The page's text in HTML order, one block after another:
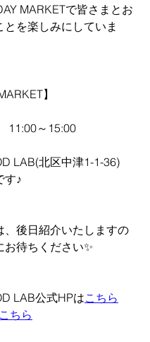
MARKETで皆さまとお
とを楽しみにしていま
】
11:00～15:00
LAB(北区中津1-1-36)
す♪
、後日紹介いたしますの
お待ちください✨
LAB公式HPはこちら
こちら